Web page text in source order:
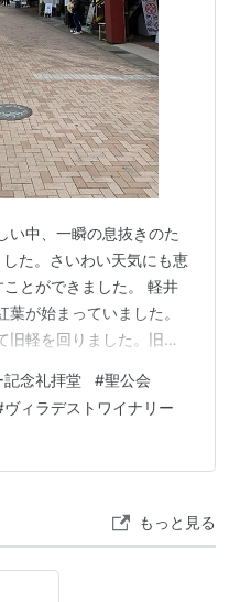
い中、一瞬の息抜きのた
た。さいわい天気にも恵
とができました。 軽井
が始まっていました。
旧軽を回りました。旧軽
ばなければならないと
い観光地感でした。 レ
が、サイクリングコー
礼拝堂は人が少なく静か
教師であっ…
記念礼拝堂 #聖公会
ヴィラデストワイナリー
もっと見る